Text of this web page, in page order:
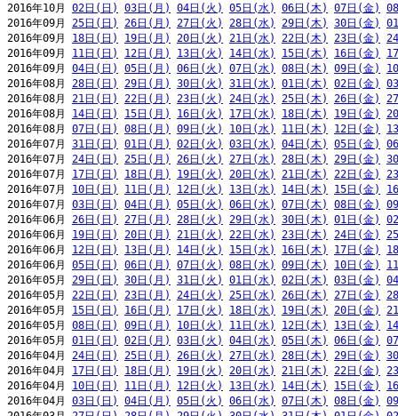
2016年10月 02日(日) 03日(月) 04日(火) 05日(水) 06日(木) 07日(金)
2016年09月 25日(日) 26日(月) 27日(火) 28日(水) 29日(木) 30日(金)
2016年09月 18日(日) 19日(月) 20日(火) 21日(水) 22日(木) 23日(金)
2016年09月 11日(日) 12日(月) 13日(火) 14日(水) 15日(木) 16日(金)
2016年09月 04日(日) 05日(月) 06日(火) 07日(水) 08日(木) 09日(金)
2016年08月 28日(日) 29日(月) 30日(火) 31日(水) 01日(木) 02日(金)
2016年08月 21日(日) 22日(月) 23日(火) 24日(水) 25日(木) 26日(金)
2016年08月 14日(日) 15日(月) 16日(火) 17日(水) 18日(木) 19日(金)
2016年08月 07日(日) 08日(月) 09日(火) 10日(水) 11日(木) 12日(金)
2016年07月 31日(日) 01日(月) 02日(火) 03日(水) 04日(木) 05日(金)
2016年07月 24日(日) 25日(月) 26日(火) 27日(水) 28日(木) 29日(金)
2016年07月 17日(日) 18日(月) 19日(火) 20日(水) 21日(木) 22日(金)
2016年07月 10日(日) 11日(月) 12日(火) 13日(水) 14日(木) 15日(金)
2016年07月 03日(日) 04日(月) 05日(火) 06日(水) 07日(木) 08日(金)
2016年06月 26日(日) 27日(月) 28日(火) 29日(水) 30日(木) 01日(金)
2016年06月 19日(日) 20日(月) 21日(火) 22日(水) 23日(木) 24日(金)
2016年06月 12日(日) 13日(月) 14日(火) 15日(水) 16日(木) 17日(金)
2016年06月 05日(日) 06日(月) 07日(火) 08日(水) 09日(木) 10日(金)
2016年05月 29日(日) 30日(月) 31日(火) 01日(水) 02日(木) 03日(金)
2016年05月 22日(日) 23日(月) 24日(火) 25日(水) 26日(木) 27日(金)
2016年05月 15日(日) 16日(月) 17日(火) 18日(水) 19日(木) 20日(金)
2016年05月 08日(日) 09日(月) 10日(火) 11日(水) 12日(木) 13日(金)
2016年05月 01日(日) 02日(月) 03日(火) 04日(水) 05日(木) 06日(金)
2016年04月 24日(日) 25日(月) 26日(火) 27日(水) 28日(木) 29日(金)
2016年04月 17日(日) 18日(月) 19日(火) 20日(水) 21日(木) 22日(金)
2016年04月 10日(日) 11日(月) 12日(火) 13日(水) 14日(木) 15日(金)
2016年04月 03日(日) 04日(月) 05日(火) 06日(水) 07日(木) 08日(金)